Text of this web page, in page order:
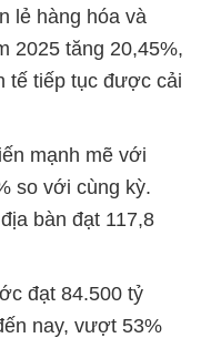
lẻ hàng hóa và
2025 tăng 20,45%,
tế tiếp tục được cải
mạnh mẽ với
so với cùng kỳ.
bàn đạt 117,8
đạt 84.500 tỷ
nay, vượt 53%